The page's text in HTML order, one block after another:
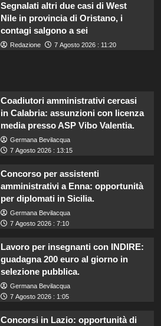
Segnalati altri due casi di West
Nile in provincia di Oristano, i
contagi salgono a sei
Redazione 7 Agosto 2026 : 11:20
Coadiutori amministrativi cercasi
in Calabria: assunzioni con licenza
media presso ASP Vibo Valentia.
Germana Bevilacqua
7 Agosto 2026 : 13:15
Concorso per assistenti
amministrativi a Enna: opportunità
per diplomati in Sicilia.
Germana Bevilacqua
7 Agosto 2026 : 7:10
Lavoro per insegnanti con INDIRE:
guadagna 200 euro al giorno in
selezione pubblica.
Germana Bevilacqua
7 Agosto 2026 : 1:05
Concorsi in Lazio: opportunità di